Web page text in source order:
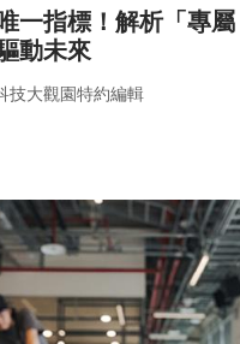
一指標！解析「專
動未來
技大觀園特約編輯